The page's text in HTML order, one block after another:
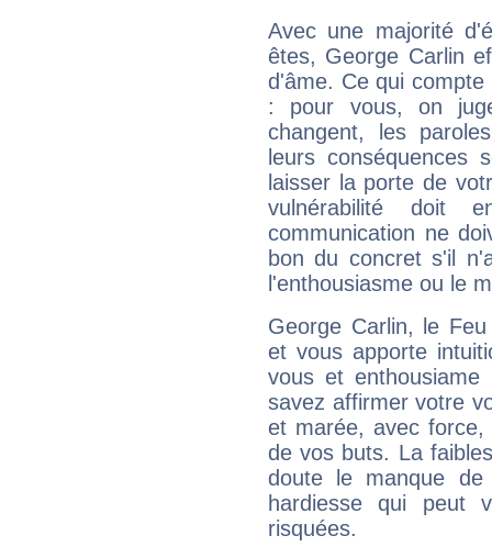
Avec une majorité
êtes, George Carlin
d'âme. Ce qui
: pour vous, on
changent, les
leurs conséquences
laisser la porte de
vulnérabilité doit
communication ne
bon du concret s'il
l'enthousiasme ou le
George Carlin, le
et vous apporte
vous et
savez affirmer votre
et marée, avec
de vos buts. La
doute le manque
hardiesse qui peut
risquées.